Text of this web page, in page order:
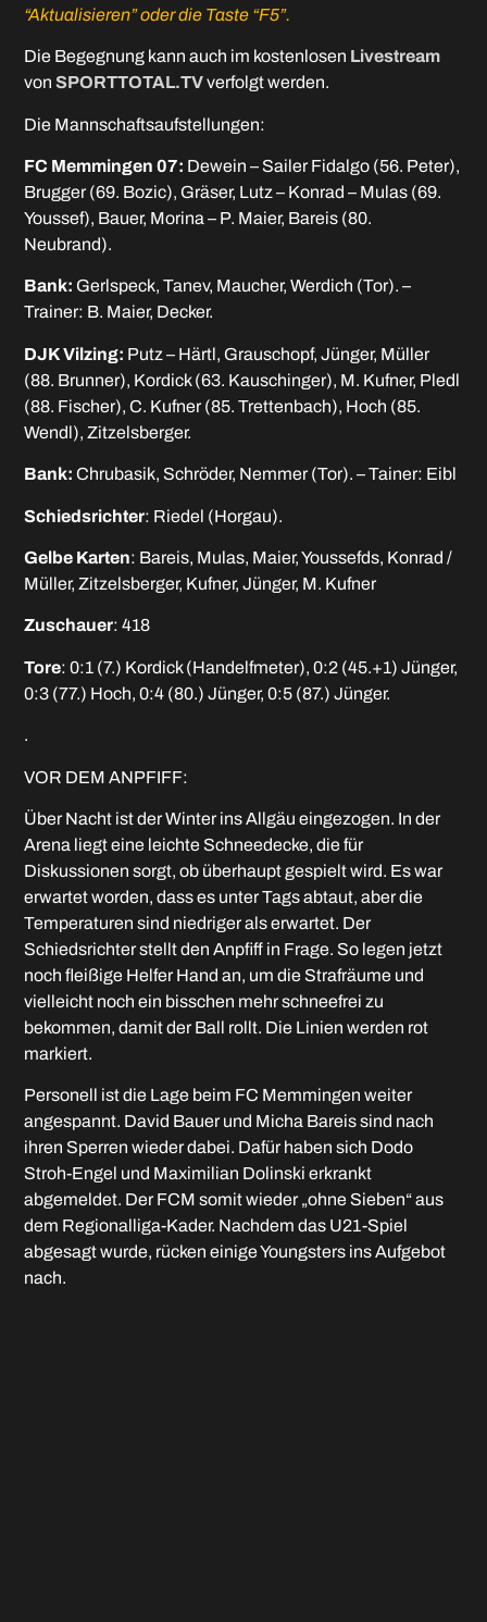
“Aktualisieren” oder die Taste “F5”.
Die Begegnung kann auch im kostenlosen Livestream
vonSPORTTOTAL.TVverfolgt werden.
Die Mannschaftsaufstellungen:
FC Memmingen 07: Dewein – Sailer Fidalgo (56. Peter),
Brugger (69. Bozic), Gräser, Lutz – Konrad – Mulas (69.
Youssef), Bauer, Morina – P. Maier, Bareis (80.
Neubrand).
Bank: Gerlspeck, Tanev, Maucher, Werdich (Tor). –
Trainer: B. Maier, Decker.
DJK Vilzing: Putz – Härtl, Grauschopf, Jünger, Müller
(88. Brunner), Kordick (63. Kauschinger), M. Kufner, Pledl
(88. Fischer), C. Kufner (85. Trettenbach), Hoch (85.
Wendl), Zitzelsberger.
Bank: Chrubasik, Schröder, Nemmer (Tor). – Tainer: Eibl
Schiedsrichter: Riedel (Horgau).
Gelbe Karten: Bareis, Mulas, Maier, Youssefds, Konrad /
Müller, Zitzelsberger, Kufner, Jünger, M. Kufner
Zuschauer: 418
Tore: 0:1 (7.) Kordick (Handelfmeter), 0:2 (45.+1) Jünger,
0:3 (77.) Hoch, 0:4 (80.) Jünger, 0:5 (87.) Jünger.
.
VOR DEM ANPFIFF:
Über Nacht ist der Winter ins Allgäu eingezogen. In der
Arena liegt eine leichte Schneedecke, die für
Diskussionen sorgt, ob überhaupt gespielt wird. Es war
erwartet worden, dass es unter Tags abtaut, aber die
Temperaturen sind niedriger als erwartet. Der
Schiedsrichter stellt den Anpfiff in Frage. So legen jetzt
noch fleißige Helfer Hand an, um die Strafräume und
vielleicht noch ein bisschen mehr schneefrei zu
bekommen, damit der Ball rollt. Die Linien werden rot
markiert.
Personell ist die Lage beim FC Memmingen weiter
angespannt. David Bauer und Micha Bareis sind nach
ihren Sperren wieder dabei. Dafür haben sich Dodo
Stroh-Engel und Maximilian Dolinski erkrankt
abgemeldet. Der FCM somit wieder „ohne Sieben“ aus
dem Regionalliga-Kader. Nachdem das U21-Spiel
abgesagt wurde, rücken einige Youngsters ins Aufgebot
nach.